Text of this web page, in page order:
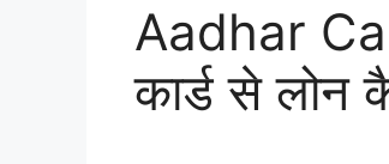
Aadhar
कार्ड से लोन